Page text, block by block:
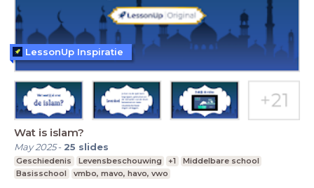
Wat is islam?
May 2025- 25 slides
Geschiedenis Levensbeschouwing +1
Middelbare school
Basisschool
vmbo, mavo, havo, vwo
LessonUp Inspiratie